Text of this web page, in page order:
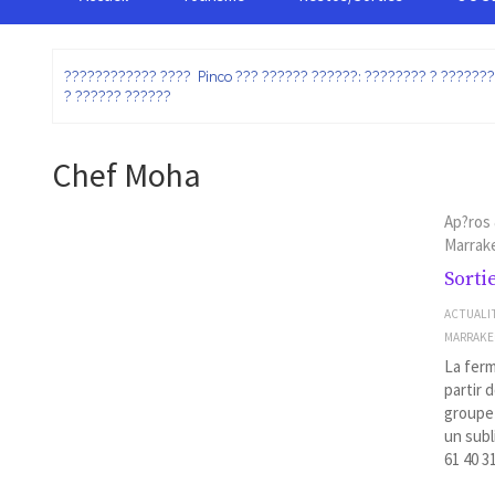
???????????? ???? Pinco ??? ?????? ??????: ???????? ?
? ?????? ??????
Chef Moha
La
partir
un
61 40